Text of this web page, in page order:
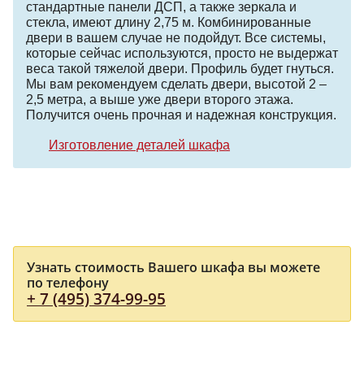
стандартные панели ДСП, а также зеркала и
стекла, имеют длину 2,75 м. Комбинированные
двери в вашем случае не подойдут. Все системы,
которые сейчас используются, просто не выдержат
веса такой тяжелой двери. Профиль будет гнуться.
Мы вам рекомендуем сделать двери, высотой 2 –
2,5 метра, а выше уже двери второго этажа.
Получится очень прочная и надежная конструкция.
Изготовление деталей шкафа
Узнать стоимость Вашего шкафа вы можете
по телефону
+ 7 (495) 374-99-95